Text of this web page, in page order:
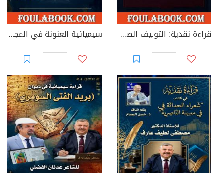
قراءة نقدية: التوليف الصوري وأسلوب الوصف القصصي في قصة «توأمي» سيميائية العنونة في المجموعة القصصية "جسر المواعيد المهشمة"